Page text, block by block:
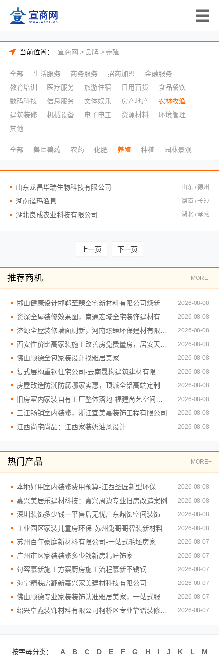
当前位置： 宣商网 > 品牌> 养殖
全部 生活服务 商务服务 招商加盟
金融服务
教育培训
医疗服务 旅游住宿 日用百货
食品餐饮
数码科技
信息服务 文体娱乐 房产地产
农林牧渔
建筑装修
机械设备 电子电工 资源材料
环境管理
其他
全部 兽医兽药 农药 化肥 养殖 种植 园林景观
山东龙昌华瑞生物科技有限公司 山东 / 德州
湖南诺玛渔具 湖南 / 长沙
湖北良成农业科技有限公司 湖北 / 孝感
上一页 下一页
推荐商机 MORE+
2026-08-08
2026-08-08
2026-08-08
2026-08-08
佛山顺德全包家装设计找雅居美家 2026-08-08
2026-08-08
房屋改造防潮防腐哪家实惠，顶派全铝高端定制 2026-08-08
2026-08-08
三江畅销室内装修，浙江宜美嘉装饰工程有限公司 2026-08-08
江西尚宅尚品：江西家装奶油风设计 2026-08-08
热门产品 MORE+
2026-08-08
嘉兴美居乐建材科技：嘉兴周边专业旧房改造案例 2026-08-08
深圳装饰多少钱一平售后无忧广东鼎饰空间装饰 2026-08-08
工业园区家装儿童房环保-苏州兔哥哥智装新材料 2026-08-08
2026-08-07
广州市区家装装修多少钱新房精匠饰家 2026-08-07
句容慕新施工方案厨房施工流程慕新不锈钢 2026-08-07
海宁精装房翻新嘉兴家美建材科技有限公司 2026-08-07
2026-08-07
2026-08-07
按字母分类： A B C D E F G H I J K L M